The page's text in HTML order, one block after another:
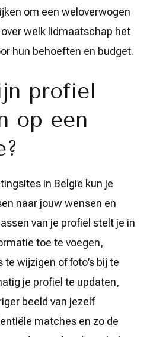
om een weloverwogen
welk lidmaatschap het
hun behoeften en budget.
profiel
op een
in België kun je
naar jouw wensen en
van je profiel stelt je in
toe te voegen,
wijzigen of foto’s bij te
je profiel te updaten,
beeld van jezelf
matches en zo de